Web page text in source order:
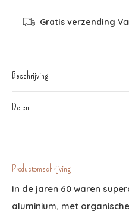
Gratis verzending
Beschrijving
Delen
Productomschrijving
In de jaren 60 waren
aluminium, met